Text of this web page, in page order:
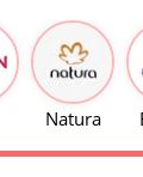
Natura